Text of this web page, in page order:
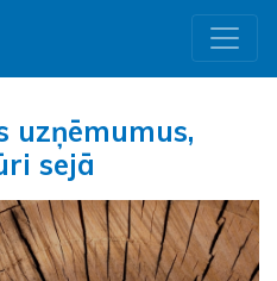
uzņēmumus,
sejā